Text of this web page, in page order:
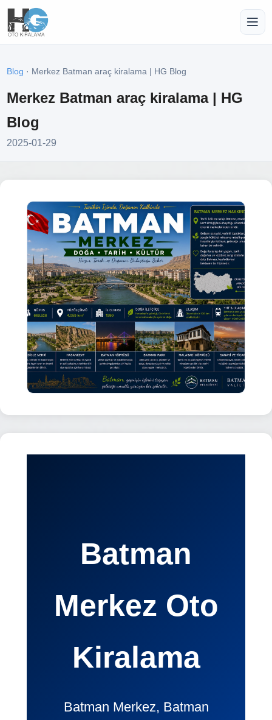
Blog · Merkez Batman araç kiralama | HG Blog
Merkez Batman araç kiralama | HG
Blog
2025-01-29
Batman
Merkez Oto
Kiralama
Batman Merkez, Batman